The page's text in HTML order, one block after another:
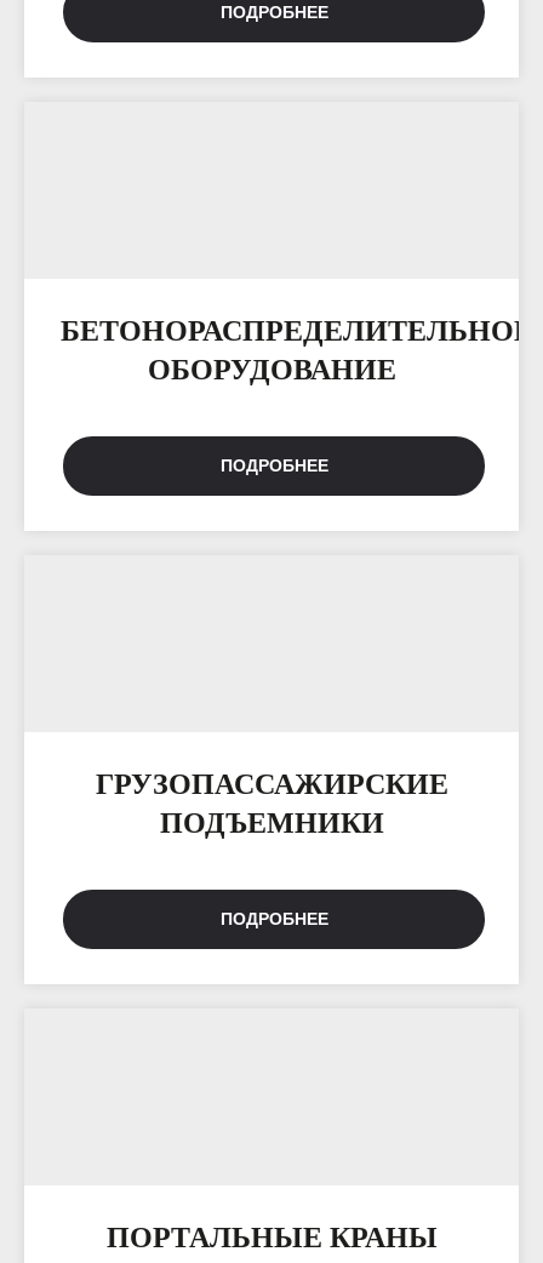
ПОДРОБНЕЕ
БЕТОНОРАСПРЕДЕЛИТЕЛЬНОЕ
ОБОРУДОВАНИЕ
ПОДРОБНЕЕ
ГРУЗОПАССАЖИРСКИЕ
ПОДЪЕМНИКИ
ПОДРОБНЕЕ
ПОРТАЛЬНЫЕ КРАНЫ